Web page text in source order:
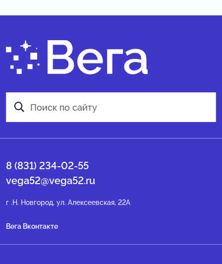
8 (831) 234-02-55
vega52@vega52.ru
г .Н. Новгород, ул. Алексеевская, 22А
Вега Вконтакте